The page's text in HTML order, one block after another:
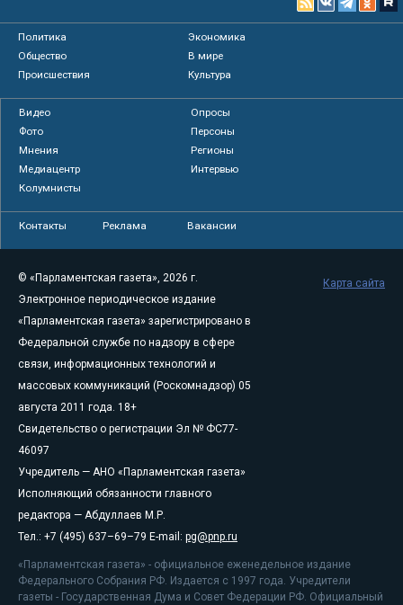
Политика
Экономика
Общество
В мире
Происшествия
Культура
Видео
Опросы
Фото
Персоны
Мнения
Регионы
Медиацентр
Интервью
Колумнисты
Контакты Реклама Вакансии
© «Парламентская газета», 2026 г.
Электронное периодическое издание
«Парламентская газета» зарегистрировано в
Федеральной службе по надзору в сфере
связи, информационных технологий и
массовых коммуникаций (Роскомнадзор) 05
августа 2011 года. 18+
Свидетельство о регистрации Эл № ФС77-
46097
Учредитель — АНО «Парламентская газета»
Исполняющий обязанности главного
редактора — Абдуллаев М.Р.
Тел.: +7 (495) 637–69–79 E-mail: pg@pnp.ru
«Парламентская газета» - официальное еженедельное издание
Федерального Собрания РФ. Издается с 1997 года. Учредители
газеты - Государственная Дума и Совет Федерации РФ. Официальный
Карта сайта